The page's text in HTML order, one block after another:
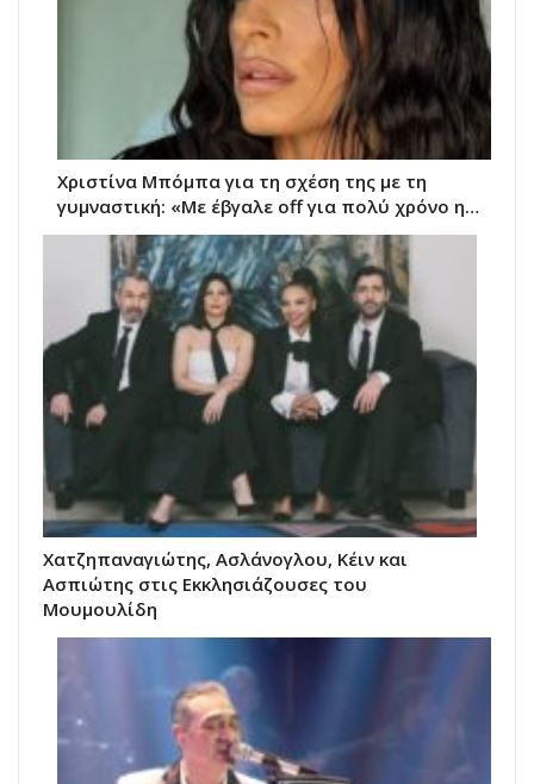
Χριστίνα Μπόμπα για τη σχέση της με τη
γυμναστική: «Με έβγαλε off για πολύ χρόνο η…
Χατζηπαναγιώτης, Ασλάνογλου, Κέιν και
Ασπιώτης στις Εκκλησιάζουσες του
Μουμουλίδη